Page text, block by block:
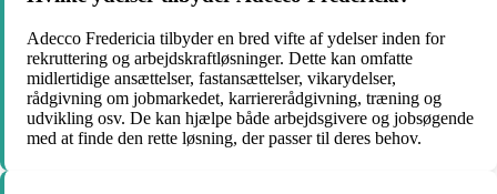
Adecco Fredericia tilbyder en bred vifte af ydelser inden for
rekruttering og arbejdskraftløsninger. Dette kan omfatte
midlertidige ansættelser, fastansættelser, vikarydelser,
rådgivning om jobmarkedet, karriererådgivning, træning og
udvikling osv. De kan hjælpe både arbejdsgivere og jobsøgende
med at finde den rette løsning, der passer til deres behov.